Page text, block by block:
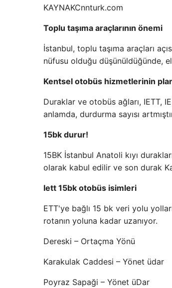
KAYNAKCnnturk.com
Toplu taşıma araçlarının önemi
İstanbul, toplu taşıma araçları
nüfusu olduğu düşünüldüğünde,
Kentsel otobüs hizmetlerinin
Duraklar ve otobüs ağları, IETT,
anlamda, durdurma sayısı
15bk durur!
15BK İstanbul Anatoli kıyı
olarak kabul edilir ve son durak
Iett 15bk otobüs isimleri
ETT'ye bağlı 15 bk veri yolu
rotanın yoluna kadar uzanıyor.
Dereski – Ortaçma Yönü
Karakulak Caddesi – Yönet üdar
Poyraz Sapaği – Yönet üDar